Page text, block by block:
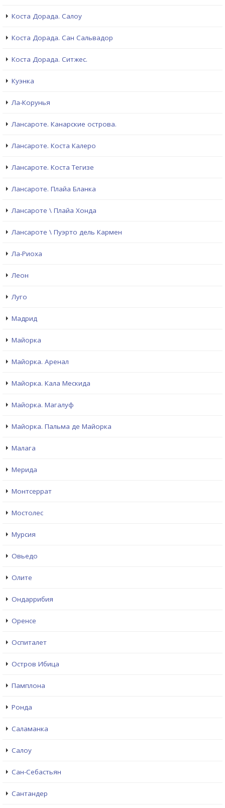
Коста Дорада. Салоу
Коста Дорада. Сан Сальвадор
Коста Дорада. Ситжес.
Куэнка
Ла-Корунья
Лансароте. Канарские острова.
Лансароте. Коста Калеро
Лансароте. Коста Тегизе
Лансароте. Плайа Бланка
Лансароте \ Плайа Хонда
Лансароте \ Пуэрто дель Кармен
Ла-Риоха
Леон
Луго
Мадрид
Майорка
Майорка. Аренал
Майорка. Кала Мескида
Майорка. Магалуф
Майорка. Пальма де Майорка
Малага
Мерида
Монтсеррат
Мостолес
Мурсия
Овьедо
Олите
Ондаррибия
Оренсе
Оспиталет
Остров Ибица
Памплона
Ронда
Саламанка
Салоу
Сан-Себастьян
Сантандер